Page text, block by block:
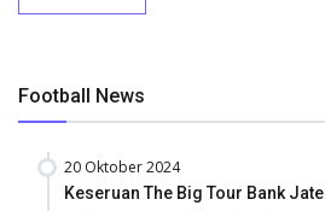
Football News
20 Oktober 2024
Keseruan The Big Tour Bank